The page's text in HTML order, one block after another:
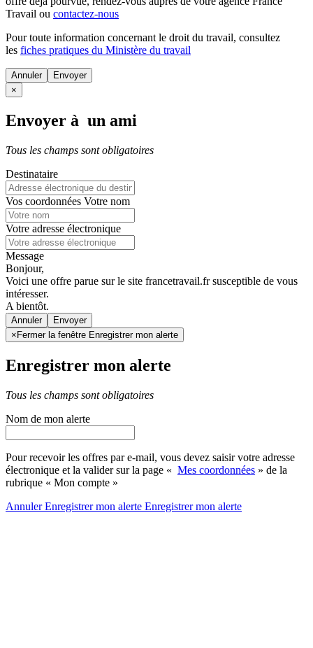
Travail ou contactez-nous
Pour toute information concernant le droit du travail, consultez
les fiches pratiques du Ministère du travail
Annuler
×
Envoyer à un ami
Tous les champs sont obligatoires
Destinataire
Vos coordonnées Votre nom
Votre adresse électronique
Message
Bonjour,
Voici une offre parue sur le site francetravail.fr susceptible de vous
intéresser.
A bientôt.
Annuler
× Fermer la fenêtre Enregistrer mon alerte
Enregistrer mon alerte
Tous les champs sont obligatoires
Nom de mon alerte
Pour recevoir les offres par e-mail, vous devez saisir votre adresse
électronique et la valider sur la page « Mes coordonnées » de la
rubrique « Mon compte »
AnnulerEnregistrer mon alerte Enregistrermon alerte